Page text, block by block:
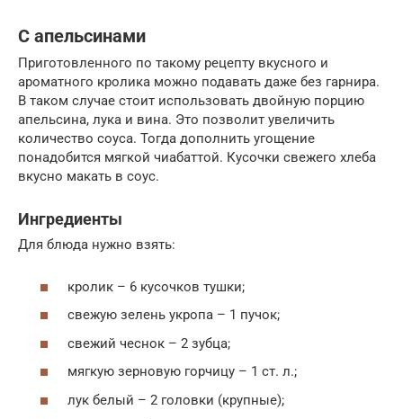
С апельсинами
Приготовленного по такому рецепту вкусного и
ароматного кролика можно подавать даже без гарнира.
В таком случае стоит использовать двойную порцию
апельсина, лука и вина. Это позволит увеличить
количество соуса. Тогда дополнить угощение
понадобится мягкой чиабаттой. Кусочки свежего хлеба
вкусно макать в соус.
Ингредиенты
Для блюда нужно взять:
кролик – 6 кусочков тушки;
свежую зелень укропа – 1 пучок;
свежий чеснок – 2 зубца;
мягкую зерновую горчицу – 1 ст. л.;
лук белый – 2 головки (крупные);